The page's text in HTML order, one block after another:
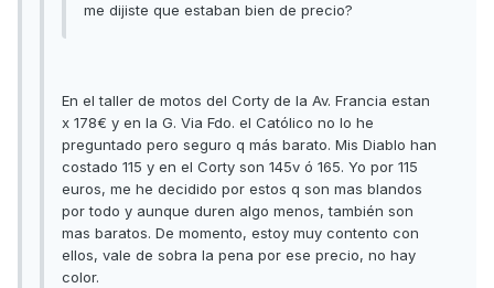
me dijiste que estaban bien de precio?
En el taller de motos del Corty de la Av. Francia estan
x 178€ y en la G. Via Fdo. el Católico no lo he
preguntado pero seguro q más barato. Mis Diablo han
costado 115 y en el Corty son 145v ó 165. Yo por 115
euros, me he decidido por estos q son mas blandos
por todo y aunque duren algo menos, también son
mas baratos. De momento, estoy muy contento con
ellos, vale de sobra la pena por ese precio, no hay
color.